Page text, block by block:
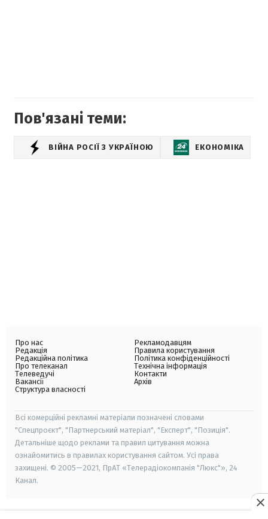
Пов'язані теми:
ВІЙНА РОСІЇ З УКРАЇНОЮ ЕКОНОМІКА
Про нас
Редакція
Редакційна політика
Про телеканал
Телеведучі
Вакансії
Структура власності
Рекламодавцям
Правила користування
Політика конфіденційності
Технічна інформація
Контакти
Архів
Всі комерційні рекламні матеріали позначені словами
"Спецпроєкт", "Партнерський матеріал", "Експерт", "Позиція".
Детальніше щодо реклами та правил цитування можна
ознайомитись в правилах користування сайтом. Усі права
захищені. © 2005—2021, ПрАТ «Телерадіокомпанія "Люкс"», 24
Канал.